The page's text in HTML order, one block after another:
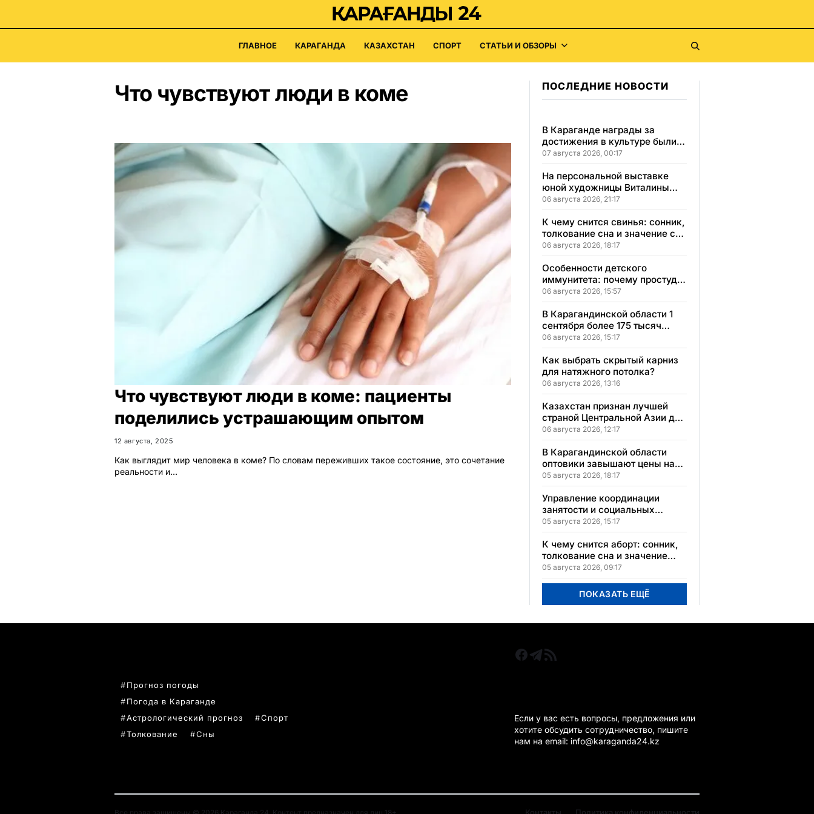
ГЛАВНОЕ КАРАГАНДА КАЗАХСТАН СПОРТ СТАТЬИ И ОБЗОРЫ
Что чувствуют люди в коме
Что чувствуют люди в коме: пациенты
поделились устрашающим опытом
12 августа, 2025
Как выглядит мир человека в коме? По словам переживших такое состояние, это сочетание
реальности и…
ПОСЛЕДНИЕ НОВОСТИ
В Караганде награды за
достижения в культуре были
вручены 5 лауреатам
07 августа 2026, 00:17
На персональной выставке
юной художницы Виталины
представлено 156 работ
06 августа 2026, 21:17
К чему снится свинья: сонник,
толкование сна и значение сна
для вашей жизни
06 августа 2026, 18:17
Особенности детского
иммунитета: почему простуды
у детей протекают иначе и как
правильно им помогать
06 августа 2026, 15:57
В Карагандинской области 1
сентября более 175 тысяч
школьников начнут учебный
год
06 августа 2026, 15:17
Как выбрать скрытый карниз
для натяжного потолка?
06 августа 2026, 13:16
Казахстан признан лучшей
страной Центральной Азии для
переезда
06 августа 2026, 12:17
В Карагандинской области
оптовики завышают цены на
продукты до 50%
05 августа 2026, 18:17
Управление координации
занятости и социальных
программ Карагандинской
области сменило место
расположения
05 августа 2026, 15:17
К чему снится аборт: сонник,
толкование сна и значение
увиденного
05 августа 2026, 09:17
ПОКАЗАТЬ ЕЩЁ
Прогноз погоды
Погода в Караганде
Астрологический прогноз
Спорт
Толкование
Сны
Если у вас есть вопросы, предложения или
хотите обсудить сотрудничество, пишите
нам на email: info@karaganda24.kz
Все права защищены © 2026 Караганда 24. Контент предназначен для лиц 18+.